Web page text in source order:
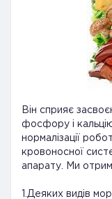
Він сприяє
фосфору і
нормалізації
кровоносної
апарату. Ми
1.Деяких видів